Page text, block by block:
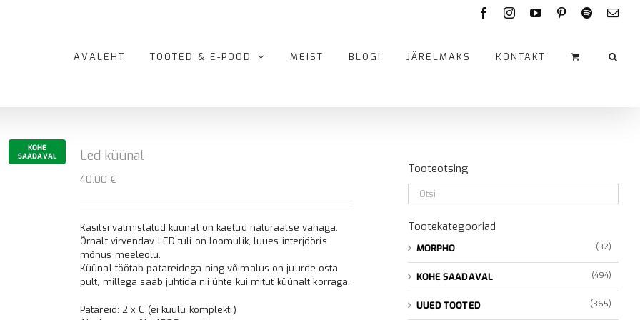
FacebookInstagramYouTubePinterestSpotify
AVALEHT TOOTED & E-POOD MEIST BLOGI JÄRELMAKS KONTAKT
KOHE
SAADAVAL
Led küünal
40.00 €
Käsitsi valmistatud küünal on kaetud naturaalse vahaga.
Õrnalt virvendav LED tuli on loomulik, luues interjööris
mõnus meeleolu.
Küünal töötab patareidega ning võimalus on juurde osta
pult, millega saab juhtida nii ühte kui mitut küünalt korraga.
Patareid: 2 x C (ei kuulu komplekti)
Tooteotsing
Tootekategooriad
MORPHO (32)
KOHE SAADAVAL (494)
UUED TOOTED (365)